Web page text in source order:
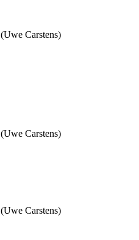
(Uwe Carstens)
(Uwe Carstens)
(Uwe Carstens)